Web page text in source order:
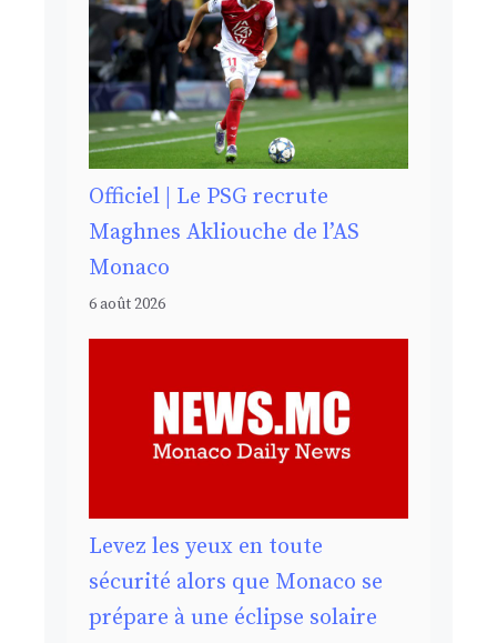
Officiel | Le PSG recrute
Maghnes Akliouche de l’AS
Monaco
6 août 2026
Levez les yeux en toute
sécurité alors que Monaco se
prépare à une éclipse solaire